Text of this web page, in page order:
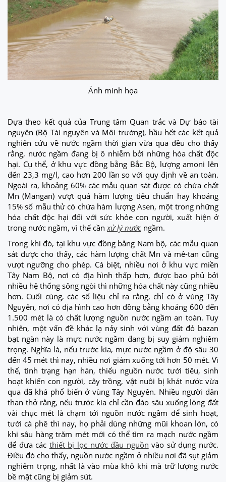
Ảnh minh họa
Dựa theo kết quả của Trung tâm Quan trắc và Dự báo tài
nguyên (Bộ Tài nguyên và Môi trường), hầu hết các kết quả
nghiên cứu về nước ngầm thời gian vừa qua đều cho thấy
rằng, nước ngầm đang bị ô nhiễm bởi những hóa chất độc
hại. Cụ thể, ở khu vực đồng bằng Bắc Bộ, lượng amoni lên
đến 23,3 mg/l, cao hơn 200 lần so với quy định về an toàn.
Ngoài ra, khoảng 60% các mẫu quan sát được có chứa chất
Mn (Mangan) vượt quá hàm lượng tiêu chuẩn hay khoảng
15% số mẫu thử có chứa hàm lượng Asen, một trong những
hóa chất độc hại đối với sức khỏe con người, xuất hiện ở
trong nước ngầm, vì thế cần xử lý nước ngầm.
Trong khi đó, tại khu vực đồng bằng Nam bộ, các mẫu quan
sát được cho thấy, các hàm lượng chất Mn và mê-tan cũng
vượt ngưỡng cho phép. Cá biệt, nhiều nơi ở khu vực miền
Tây Nam Bộ, nơi có địa hình thấp hơn, được bao phủ bởi
nhiều hệ thống sông ngòi thì những hóa chất này cũng nhiều
hơn. Cuối cùng, các số liệu chỉ ra rằng, chỉ có ở vùng Tây
Nguyên, nơi có địa hình cao hơn đồng bằng khoảng 600 đến
1.500 mét là có chất lượng nguồn nước ngầm an toàn. Tuy
nhiên, một vấn đề khác lạ nảy sinh với vùng đất đỏ bazan
bạt ngàn này là mực nước ngầm đang bị suy giảm nghiêm
trọng. Nghĩa là, nếu trước kia, mực nước ngầm ở độ sâu 30
đến 45 mét thì nay, nhiều nơi giảm xuống tới hơn 50 mét. Vì
thế, tình trạng hạn hán, thiếu nguồn nước tưới tiêu, sinh
hoạt khiến con người, cây trồng, vật nuôi bị khát nước vừa
qua đã khá phổ biến ở vùng Tây Nguyên. Nhiều người dân
than thở rằng, nếu trước kia chỉ cần đào sâu xuống lòng đất
vài chục mét là chạm tới nguồn nước ngầm để sinh hoạt,
tưới cà phê thì nay, họ phải dùng những mũi khoan lớn, có
khi sâu hàng trăm mét mới có thể tìm ra mạch nước ngầm
để đưa các thiết bị lọc nước đầu nguồn vào sử dụng nước.
Điều đó cho thấy, nguồn nước ngầm ở nhiều nơi đã sụt giảm
nghiêm trọng, nhất là vào mùa khô khi mà trữ lượng nước
bề mặt cũng bị giảm sút.